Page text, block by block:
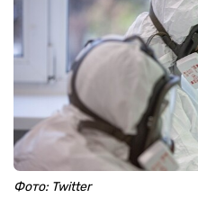
Фото: Twitter